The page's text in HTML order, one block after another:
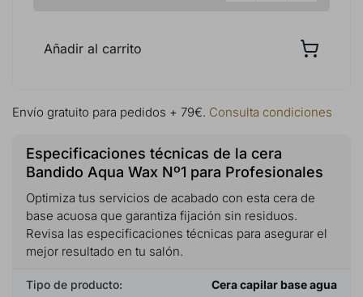
Añadir al carrito
Envío gratuito para pedidos + 79€. Consulta condiciones
Especificaciones técnicas de la cera
Bandido Aqua Wax Nº1 para Profesionales
Optimiza tus servicios de acabado con esta cera de
base acuosa que garantiza fijación sin residuos.
Revisa las especificaciones técnicas para asegurar el
mejor resultado en tu salón.
Tipo de producto: Cera capilar base agua